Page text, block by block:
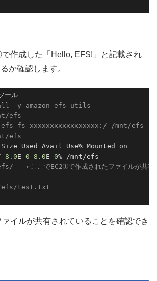
作成した「Hello, EFS!」と記載され
か確認します。
-y amazon-efs-utils
efs
fs-xxxxxxxxxxxxxxxxx:/ /mnt/efs
efs
8.0E 0 8.0E 0
　←ここでEC2➀で作成されたファイルが共有
efs/test.txt
イルが共有されていることを確認でき